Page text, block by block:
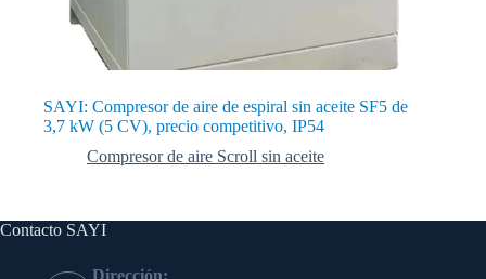
SAYI: Compresor de aire de espiral sin aceite SF5 de
3,7 kW (5 CV), precio competitivo, IP54
Compresor de aire Scroll sin aceite
Contacto SAYI